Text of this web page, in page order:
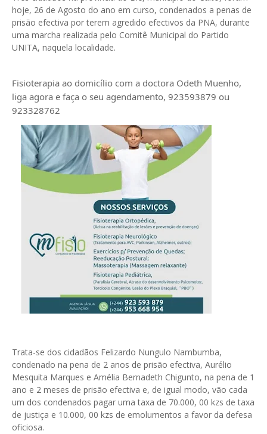
hoje, 26 de Agosto do ano em curso, condenados a penas de
prisão efectiva por terem agredido efectivos da PNA, durante
uma marcha realizada pelo Comitê Municipal do Partido
UNITA, naquela localidade.
Fisioterapia ao domicílio com a doctora Odeth Muenho,
liga agora e faça o seu agendamento, 923593879 ou
923328762
Trata-se dos cidadãos Felizardo Nungulo Nambumba,
condenado na pena de 2 anos de prisão efectiva, Aurélio
Mesquita Marques e Amélia Bernadeth Chigunto, na pena de 1
ano e 2 meses de prisão efectiva e, de igual modo, vão cada
um dos condenados pagar uma taxa de 70.000, 00 kzs de taxa
de justiça e 10.000, 00 kzs de emolumentos a favor da defesa
oficiosa.